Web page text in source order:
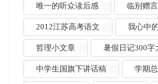
唯一的听众读后感 临别赠
2012江苏高考语文 我心中
哲理小文章 暑假日记300字
中学生国旗下讲话稿 学期